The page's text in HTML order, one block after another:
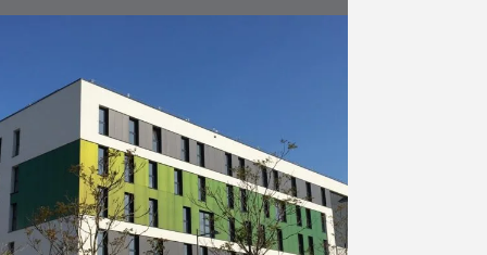
souterrains et 19 places de
stationnement. Tous les
appartements disposent de
grandes terrasses et …
En savoir plus